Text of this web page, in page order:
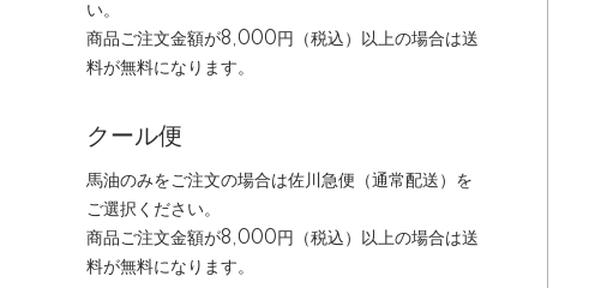
い。
商品ご注文金額が8,000円（税込）以上の場合は送
料が無料になります。
クール便
馬油のみをご注文の場合は佐川急便（通常配送）を
ご選択ください。
商品ご注文金額が8,000円（税込）以上の場合は送
料が無料になります。